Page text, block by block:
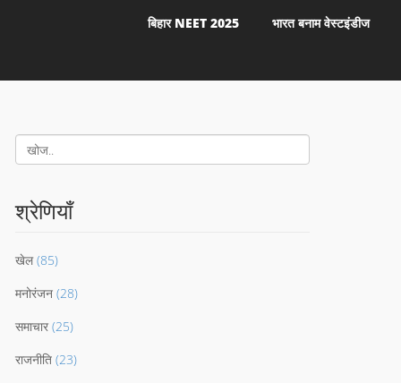
बिहार NEET 2025 भारत बनाम वेस्टइंडीज
श्रेणियाँ
खेल (85)
मनोरंजन (28)
समाचार (25)
राजनीति (23)